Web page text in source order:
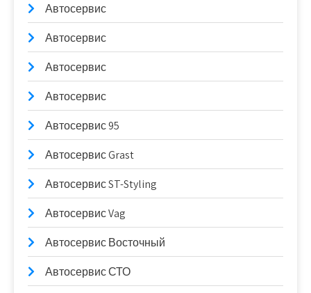
Автосервис
Автосервис
Автосервис
Автосервис
Автосервис 95
Автосервис Grast
Автосервис ST-Styling
Автосервис Vag
Автосервис Восточный
Автосервис СТО